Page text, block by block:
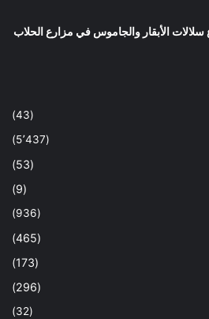
الأبقار والجاموس في مزارع الحلاب
(43)
(5٬437)
(53)
(9)
(936)
(465)
(173)
(296)
(32)